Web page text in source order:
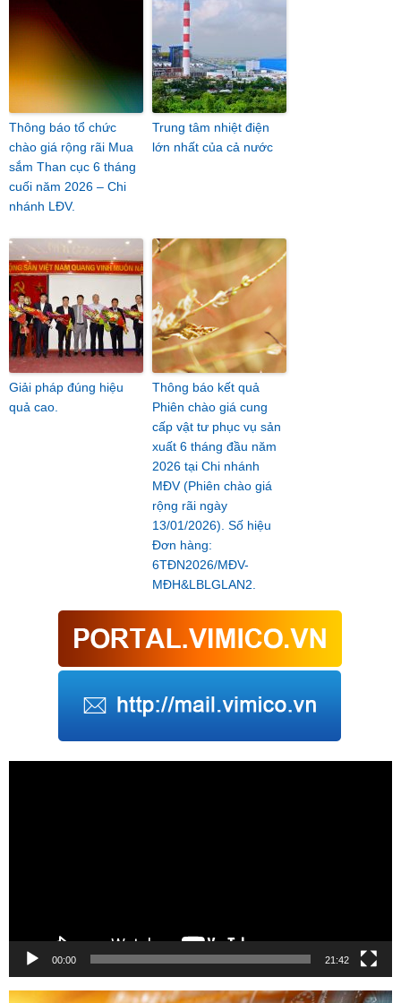
Thông báo tổ chức
chào giá rộng rãi Mua
sắm Than cục 6 tháng
cuối năm 2026 – Chi
nhánh LĐV.
Trung tâm nhiệt điện
lớn nhất của cả nước
Giải pháp đúng hiệu
quả cao.
Thông báo kết quả
Phiên chào giá cung
cấp vật tư phục vụ sản
xuất 6 tháng đầu năm
2026 tại Chi nhánh
MĐV (Phiên chào giá
rộng rãi ngày
13/01/2026). Số hiệu
Đơn hàng:
6TĐN2026/MĐV-
MĐH&LBLGLAN2.
00:00 21:42